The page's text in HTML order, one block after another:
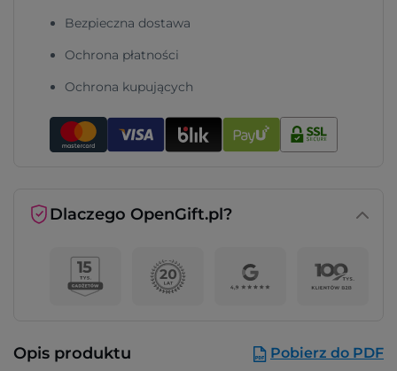
Bezpieczna dostawa
Ochrona płatności
Ochrona kupujących
Dlaczego OpenGift.pl?
Opis produktu Pobierz do PDF